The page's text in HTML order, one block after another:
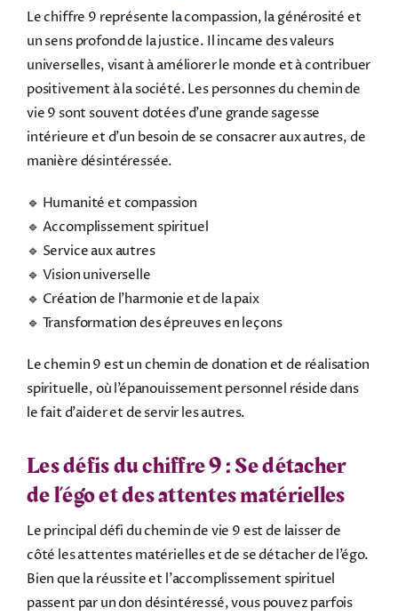
Le chiffre 9 représente la compassion, la générosité et
un sens profond de la justice. Il incarne des valeurs
universelles, visant à améliorer le monde et à contribuer
positivement à la société. Les personnes du chemin de
vie 9 sont souvent dotées d’une grande sagesse
intérieure et d’un besoin de se consacrer aux autres, de
manière désintéressée.
🔹 Humanité et compassion
🔹 Accomplissement spirituel
🔹 Service aux autres
🔹 Vision universelle
🔹 Création de l’harmonie et de la paix
🔹 Transformation des épreuves en leçons
Le chemin 9 est un chemin de donation et de réalisation
spirituelle, où l’épanouissement personnel réside dans
le fait d’aider et de servir les autres.
Les défis du chiffre 9 : Se détacher
de l’égo et des attentes matérielles
Le principal défi du chemin de vie 9 est de laisser de
côté les attentes matérielles et de se détacher de l’égo.
Bien que la réussite et l’accomplissement spirituel
passent par un don désintéressé, vous pouvez parfois